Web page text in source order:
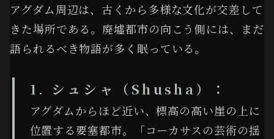
アグダム周辺は、古くから多様な文化が交差して
きた場所である。廃墟都市の向こう側には、まだ
語られるべき物語が多く眠っている。
1. シュシャ（Shusha）：
アグダムからほど近い、標高の高い崖の上に
位置する要塞都市。「コーカサスの芸術の揺